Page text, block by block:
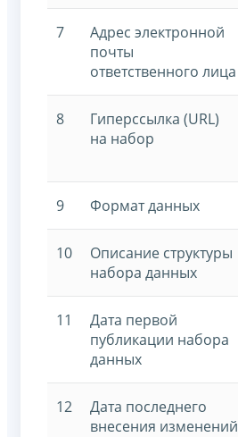
7
Адрес электронной
почты
ответственного лица
8
Гиперссылка (URL)
на набор
9 Формат данных
10
Описание структуры
набора данных
11
Дата первой
публикации набора
данных
12
Дата последнего
внесения изменений